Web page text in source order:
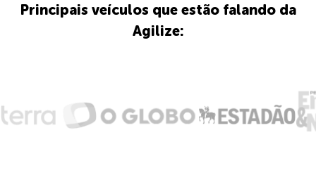
Principais veículos que estão falando da
Agilize: